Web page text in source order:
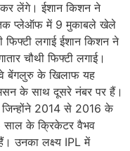
लेंगे। ईशान किशन ने
प्लेऑफ में 9 मुकाबले खेले
लगाई ईशान किशन ने
चौथी फिफ्टी लगाई।
वे बेंगलुरु के खिलाफ यह
के साथ दूसरे नंबर पर हैं।
जिन्होंने 2014 से 2016 के
साल के क्रिकेटर वैभव
उनका लक्ष्य IPL में